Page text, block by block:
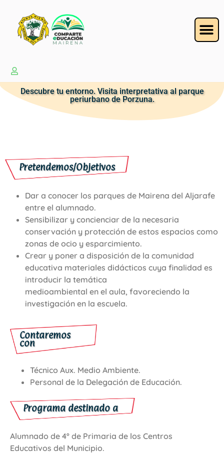
Descubre tu entorno. Visita interpretativa al parque
periurbano de Porzuna.
Pretendemos/Objetivos
Dar a conocer los parques de Mairena del Aljarafe
entre el alumnado.
Sensibilizar y concienciar de la necesaria
conservación y protección de estos espacios como
zonas de ocio y esparcimiento.
Crear y poner a disposición de la comunidad
educativa materiales didácticos cuya finalidad es
introducir la temática
medioambiental en el aula, favoreciendo la
investigación en la escuela.
Contaremos
con
Técnico Aux. Medio Ambiente.
Personal de la Delegación de Educación.
Programa destinado a
Alumnado de 4º de Primaria de los Centros
Educativos del Municipio.